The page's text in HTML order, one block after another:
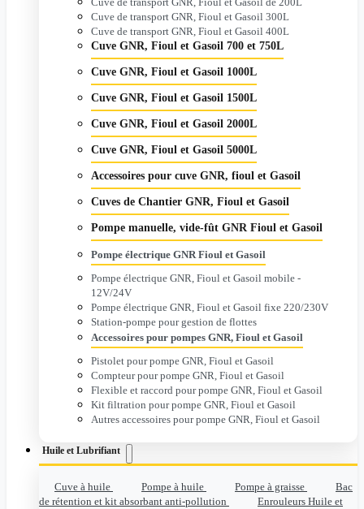
Cuve de transport GNR, Fioul et Gasoil 300L
Cuve de transport GNR, Fioul et Gasoil 400L
Cuve GNR, Fioul et Gasoil 700 et 750L
Cuve GNR, Fioul et Gasoil 1000L
Cuve GNR, Fioul et Gasoil 1500L
Cuve GNR, Fioul et Gasoil 2000L
Cuve GNR, Fioul et Gasoil 5000L
Accessoires pour cuve GNR, fioul et Gasoil
Cuves de Chantier GNR, Fioul et Gasoil
Pompe manuelle, vide-fût GNR Fioul et Gasoil
Pompe électrique GNR Fioul et Gasoil
Pompe électrique GNR, Fioul et Gasoil mobile -
12V/24V
Pompe électrique GNR, Fioul et Gasoil fixe 220/230V
Station-pompe pour gestion de flottes
Accessoires pour pompes GNR, Fioul et Gasoil
Pistolet pour pompe GNR, Fioul et Gasoil
Compteur pour pompe GNR, Fioul et Gasoil
Flexible et raccord pour pompe GNR, Fioul et Gasoil
Kit filtration pour pompe GNR, Fioul et Gasoil
Autres accessoires pour pompe GNR, Fioul et Gasoil
Huile et Lubrifiant
Cuve à huile Pompe à huile Pompe à graisse
Bac
de rétention et kit absorbant anti-pollution
Enrouleurs Huile et